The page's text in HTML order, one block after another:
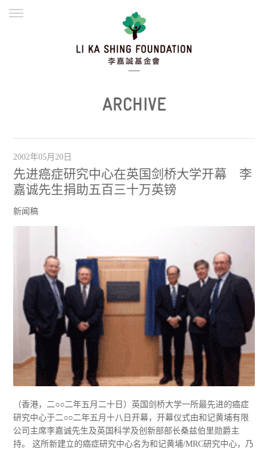
繁體
ARCHIVE
2002年05月20日
先进癌症研究中心在英国剑桥大学开幕 李
嘉诚先生捐助五百三十万英镑
新闻稿
（香港，二○○二年五月二十日）英国剑桥大学一所最先进的癌症
研究中心于二○○二年五月十八日开幕，开幕仪式由和记黄埔有限
公司主席李嘉诚先生及英国科学及创新部部长桑兹伯里勋爵主
持。 这所新建立的癌症研究中心名为和记黄埔/MRC研究中心，乃